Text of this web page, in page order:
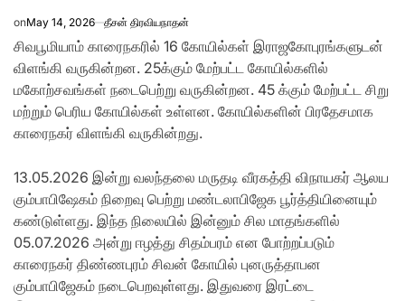
onMay 14, 2026 தீசன் திரவியநாதன்
சிவபூமியாம் காரைநகரில் 16 கோயில்கள் இராஜகோபுரங்களுடன்
விளங்கி வருகின்றன. 25க்கும் மேற்பட்ட கோயில்களில்
மகோற்சவங்கள் நடைபெற்று வருகின்றன. 45 க்கும் மேற்பட்ட சிறு
மற்றும் பெரிய கோயில்கள் உள்ளன. கோயில்களின் பிரதேசமாக
காரைநகர் விளங்கி வருகின்றது.
13.05.2026 இன்று வலந்தலை மருதடி வீரகத்தி விநாயகர் ஆலய
கும்பாபிஷேகம் நிறைவு பெற்று மண்டலாபிஜேக பூர்த்தியினையும்
கண்டுள்ளது. இந்த நிலையில் இன்னும் சில மாதங்களில்
05.07.2026 அன்று ஈழத்து சிதம்பரம் என போற்றப்படும்
காரைநகர் திண்ணபுரம் சிவன் கோயில் புனருத்தாபன
கும்பாபிஜேகம் நடைபெறவுள்ளது. இதுவரை இரட்டை